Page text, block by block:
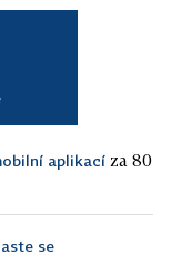
aplikací za 80
se